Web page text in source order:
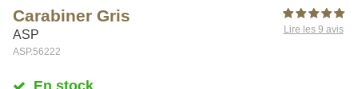
Carabiner Gris
ASP
ASP.56222
Lire les 9 avis
En stock